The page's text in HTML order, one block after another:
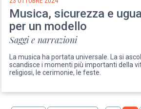
Musica, sicurezza e
per un modello
Saggi e narrazioni
La musica ha portata universale. La si
scandisce i momenti più importanti della
religiosi, le cerimonie, le feste.